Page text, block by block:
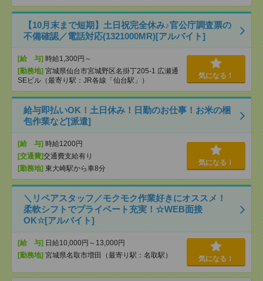
【10月末まで短期】土日祝完全休み♪官公庁調査票の
不備確認／電話対応(1321000MR)[アルバイト]
[給 与] 時給1,300円～
[勤務地] 宮城県仙台市宮城野区名掛丁205-1 広瀬通
SEビル（最寄り駅：JR各線「仙台駅」）
気になる！
給与即払いOK！土日休み！日勤のお仕事！お米の梱
包作業など[派遣]
[給 与] 時給1200円
[交通費]交通費支給有り
[勤務地] 東大崎駅から車8分
気になる！
＼リペアスタッフ／モクモク作業好きにオススメ！
柔軟シフトでプライベート充実！☆WEB面接
OK☆[アルバイト]
[給 与] 日給10,000円～13,000円
[勤務地] 宮城県名取市増田（最寄り駅：名取駅） 気になる！